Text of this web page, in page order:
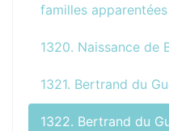
familles apparentées
1320. Naissance de
1321. Bertrand du
1322. Bertrand du